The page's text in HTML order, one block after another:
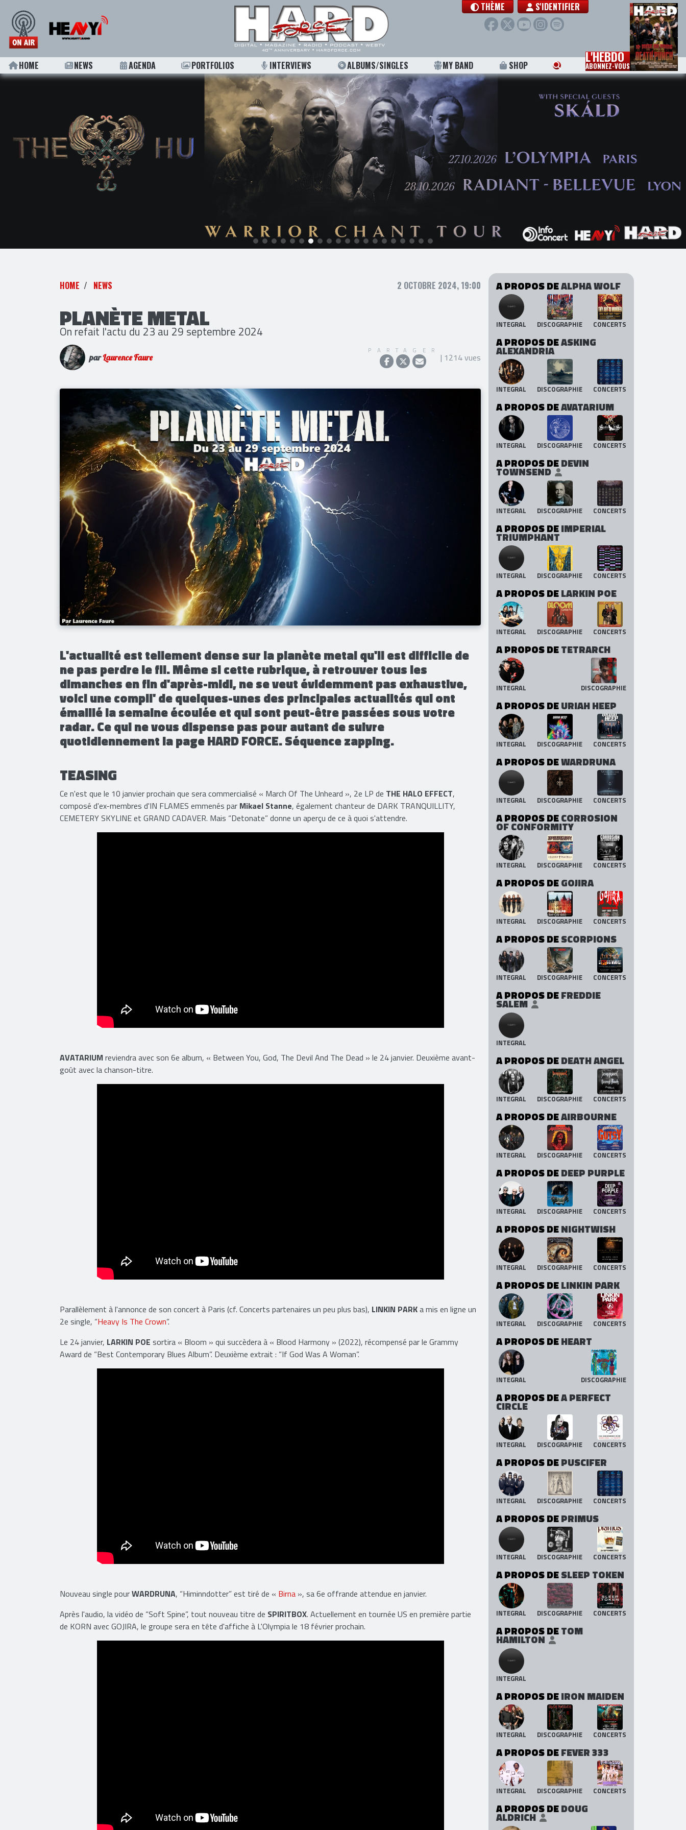
THÈME S'IDENTIFIER
HOME NEWS AGENDA PORTFOLIOS INTERVIEWS ALBUMS/SINGLES MY BAND SHOP L'HEBDO
ABONNEZ-VOUS
HOME NEWS 2 OCTOBRE 2024, 19:00
PLANÈTE METAL
On refait l'actu du 23 au 29 septembre 2024
parLaurence Faure
PARTAGER
| 1214 vues
​L'actualité est tellement dense sur la planète metal qu'il est difficile de
ne pas perdre le fil. Même si cette rubrique, à retrouver tous les
dimanches en fin d'après-midi, ne se veut évidemment pas exhaustive,
voici une compil' de quelques-unes des principales actualités qui ont
émaillé la semaine écoulée et qui sont peut-être passées sous votre
radar. Ce qui ne vous dispense pas pour autant de suivre
quotidiennement la page HARD FORCE. Séquence zapping.
TEASING
Ce n'est que le 10 janvier prochain que sera commercialisé « March Of The Unheard », 2e LP de THE HALO EFFECT,
composé d'ex-membres d'IN FLAMES emmenés par Mikael Stanne, également chanteur de DARK TRANQUILLITY,
CEMETERY SKYLINE et GRAND CADAVER. Mais “Detonate” donne un aperçu de ce à quoi s'attendre.
AVATARIUMreviendra avec son 6e album, « Between You, God, The Devil And The Dead » le 24 janvier. Deuxième avant-
goût avec la chanson-titre.
Parallèlement à l'annonce de son concert à Paris (cf. Concerts partenaires un peu plus bas), LINKIN PARKa mis en ligne un
2e single, “Heavy Is The Crown”.
Le 24 janvier, LARKIN POE sortira « Bloom » qui succèdera à « Blood Harmony » (2022), récompensé par le Grammy
Award de “Best Contemporary Blues Album”. Deuxième extrait : “If God Was A Woman”.
Nouveau single pourWARDRUNA, “Himinndotter” est tiré de « Birna », sa 6e offrande attendue en janvier.
Après l'audio, la vidéo de “Soft Spine”, tout nouveau titre de SPIRITBOX. Actuellement en tournée US en première partie
de KORN avec GOJIRA, le groupe sera en tête d'affiche à L'Olympia le 18 février prochain.
A PROPOS DEALPHA WOLF
INTEGRAL DISCOGRAPHIE CONCERTS
A PROPOS DEASKING
ALEXANDRIA
INTEGRAL DISCOGRAPHIE CONCERTS
A PROPOS DEAVATARIUM
INTEGRAL DISCOGRAPHIE CONCERTS
A PROPOS DEDEVIN
TOWNSEND
INTEGRAL DISCOGRAPHIE CONCERTS
A PROPOS DEIMPERIAL
TRIUMPHANT
INTEGRAL DISCOGRAPHIE CONCERTS
A PROPOS DELARKIN POE
INTEGRAL DISCOGRAPHIE CONCERTS
A PROPOS DETETRARCH
INTEGRAL DISCOGRAPHIE
A PROPOS DEURIAH HEEP
INTEGRAL DISCOGRAPHIE CONCERTS
A PROPOS DEWARDRUNA
INTEGRAL DISCOGRAPHIE CONCERTS
A PROPOS DECORROSION
OF CONFORMITY
INTEGRAL DISCOGRAPHIE CONCERTS
A PROPOS DEGOJIRA
INTEGRAL DISCOGRAPHIE CONCERTS
A PROPOS DESCORPIONS
INTEGRAL DISCOGRAPHIE CONCERTS
A PROPOS DEFREDDIE
SALEM
INTEGRAL
A PROPOS DEDEATH ANGEL
INTEGRAL DISCOGRAPHIE CONCERTS
A PROPOS DEAIRBOURNE
INTEGRAL DISCOGRAPHIE CONCERTS
A PROPOS DEDEEP PURPLE
INTEGRAL DISCOGRAPHIE CONCERTS
A PROPOS DENIGHTWISH
INTEGRAL DISCOGRAPHIE CONCERTS
A PROPOS DELINKIN PARK
INTEGRAL DISCOGRAPHIE CONCERTS
A PROPOS DEHEART
INTEGRAL DISCOGRAPHIE
A PROPOS DEA PERFECT
CIRCLE
INTEGRAL DISCOGRAPHIE CONCERTS
A PROPOS DEPUSCIFER
INTEGRAL DISCOGRAPHIE CONCERTS
A PROPOS DEPRIMUS
INTEGRAL DISCOGRAPHIE CONCERTS
A PROPOS DESLEEP TOKEN
INTEGRAL DISCOGRAPHIE CONCERTS
A PROPOS DETOM
HAMILTON
INTEGRAL
A PROPOS DEIRON MAIDEN
INTEGRAL DISCOGRAPHIE CONCERTS
A PROPOS DEFEVER 333
INTEGRAL DISCOGRAPHIE CONCERTS
A PROPOS DEDOUG
ALDRICH